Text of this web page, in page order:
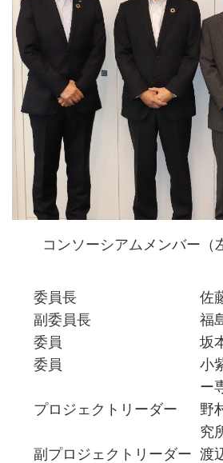
コンソーシアムメンバー（
委員長
佐
副委員長
福
委員
坂
委員
小
ー
プロジェクトリーダー
野
究
副プロジェクトリーダー 渡